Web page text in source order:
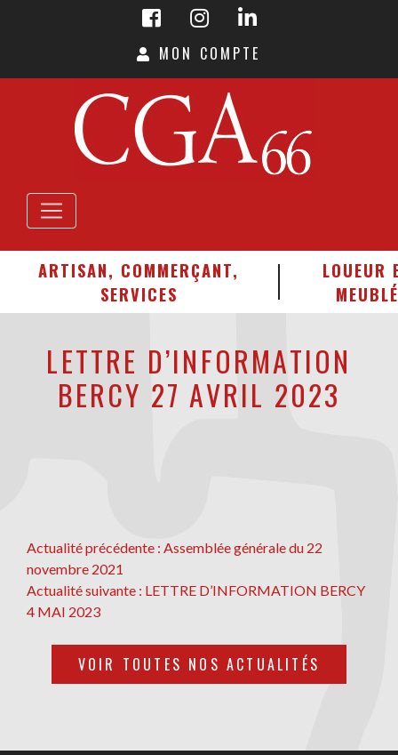
MON COMPTE
ARTISAN, COMMERÇANT,
SERVICES
LOUEUR
MEUBLÉ
LETTRE D’INFORMATION
BERCY 27 AVRIL 2023
NAVIGATION
DE
L’ARTICLE
Actualité précédente : Actualité
Assemblée générale du 22
novembre 2021
Actualité suivante : Actualité
LETTRE D’INFORMATION BERCY
4 MAI 2023
VOIR TOUTES NOS ACTUALITÉS